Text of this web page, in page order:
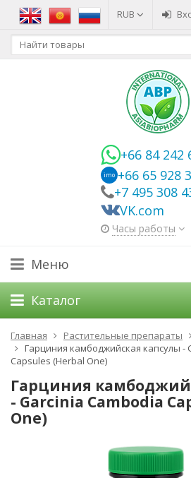
RUB
+66 84 242
imo +66 65 928
+7 495 308
VK.com
Часы работы
Меню
Каталог
Главная Растительные препараты
Гарциния камбоджийская капсулы -
Capsules (Herbal One)
Гарциния
- Garcinia Cambodia
One)